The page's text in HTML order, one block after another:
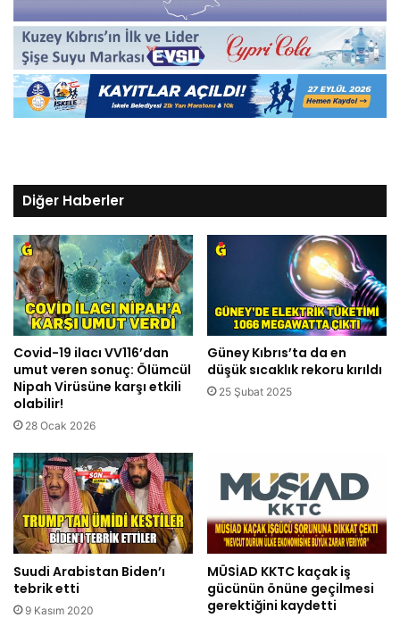
Diğer Haberler
Covid-19 ilacı VV116’dan
umut veren sonuç: Ölümcül
Nipah Virüsüne karşı etkili
olabilir!
28 Ocak 2026
Güney Kıbrıs’ta da en
düşük sıcaklık rekoru kırıldı
25 Şubat 2025
Suudi Arabistan Biden’ı
tebrik etti
9 Kasım 2020
MÜSİAD KKTC kaçak iş
gücünün önüne geçilmesi
gerektiğini kaydetti